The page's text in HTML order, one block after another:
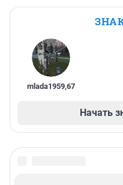
mlada1959,67
Начать